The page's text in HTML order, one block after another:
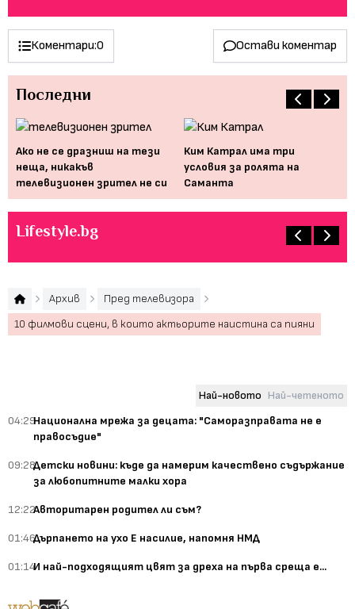
Коментари:0 Остави коментар
Последни
Ако не се дразниш на тези
неща, никакъв
телевизионен зрител не си
Ким Катрал има три
условия за ролята на
Саманта
Lifestyle.bg
Архив
Пред телевизора
10 филмови сцени, в които актьорите наистина са пияни
Най-новото Най-четеното
04:29Национална мрежа за децата: "Саморазправата не е
правосъдие"
09:28Детски новини: къде да намерим качествено съдържание
за любопитните малки хора
12:22Авторитарен родител ли съм?
01:46Дърпането на ухо Е насилие, напомня НМД
01:14И най-подходящият цвят за дреха на първа среща е...